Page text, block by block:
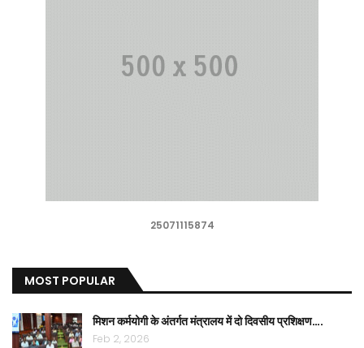
25071115874
MOST POPULAR
मिशन कर्मयोगी के अंतर्गत मंत्रालय में दो दिवसीय प्रशिक्षण….
Feb 2, 2026